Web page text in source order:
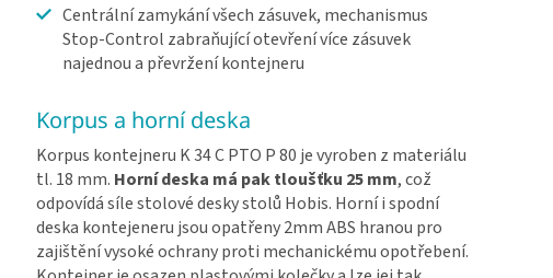
Centrální zamykání všech zásuvek, mechanismus
Stop-Control zabraňující otevření více zásuvek
najednou a převržení kontejneru
Korpus a horní deska
Korpus kontejneru K 34 C PTO P 80 je vyroben z materiálu
tl. 18 mm. Horní deska má pak tloušťku 25 mm, což
odpovídá síle stolové desky stolů Hobis. Horní i spodní
deska kontejeneru jsou opatřeny 2mm ABS hranou pro
zajištění vysoké ochrany proti mechanickému opotřebení.